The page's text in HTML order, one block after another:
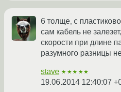
6 толще, с
сам кабель не
скорости при длине
разумного разницы
stave ★★★★★
19.06.2014 12:40:07